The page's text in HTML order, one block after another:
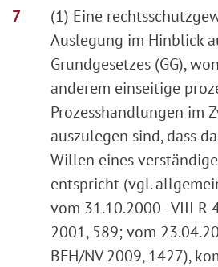
(1) Eine
Auslegung im Hinblick
Grundgesetzes (GG),
anderem einseitige
Prozesshandlungen im
auszulegen sind, dass
Willen eines
entspricht (vgl.
vom 31.10.2000 - VIII R
2001, 589; vom
BFH/NV 2009, 1427),